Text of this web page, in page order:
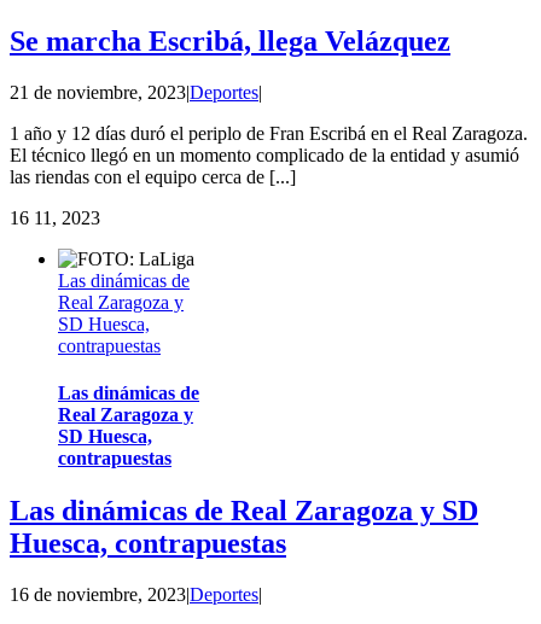
Se marcha Escribá, llega Velázquez
21 de noviembre, 2023|Deportes|
1 año y 12 días duró el periplo de Fran Escribá en el Real Zaragoza.
El técnico llegó en un momento complicado de la entidad y asumió
las riendas con el equipo cerca de [...]
16 11, 2023
Las dinámicas de
Real Zaragoza y
SD Huesca,
contrapuestas
Las dinámicas de
Real Zaragoza y
SD Huesca,
contrapuestas
Las dinámicas de Real Zaragoza y SD
Huesca, contrapuestas
16 de noviembre, 2023|Deportes|